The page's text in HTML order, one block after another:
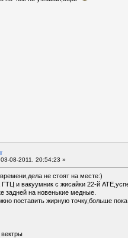
03-08-2011, 20:54:23 »
не стоят на месте:)
ГТЦ и вакуумник с жисайки 22-й
задней на новенькие медные.
поставить жирную точку,больше
вектры